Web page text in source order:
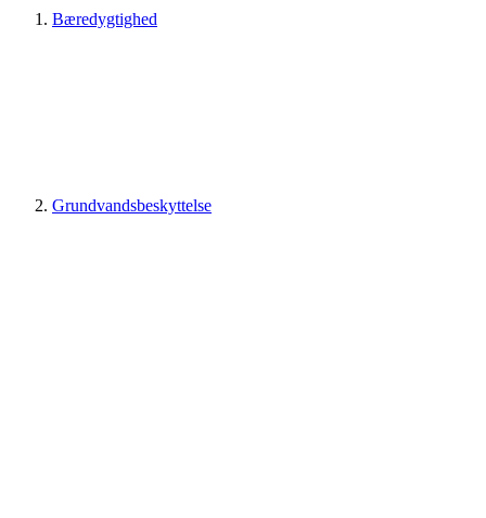
Bæredygtighed
Grundvandsbeskyttelse